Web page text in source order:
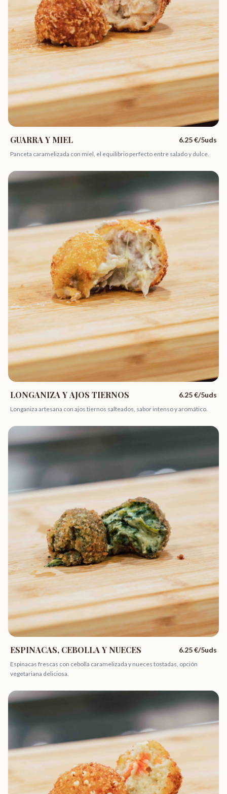
GUARRA Y MIEL 6.25€/5uds
Panceta caramelizada con miel, el equilibrio perfecto entre salado y dulce.
LONGANIZA Y AJOS TIERNOS 6.25€/5uds
Longaniza artesana con ajos tiernos salteados, sabor intenso y aromático.
ESPINACAS, CEBOLLA Y NUECES 6.25€/5uds
Espinacas frescas con cebolla caramelizada y nueces tostadas, opción
vegetariana deliciosa.